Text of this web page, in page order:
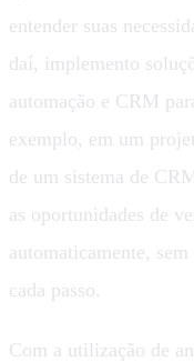
entender suas
daí, implemento
automação e CRM
exemplo, em um
de um sistema de
as oportunidades de
automaticamente,
cada passo.
Com a utilização de